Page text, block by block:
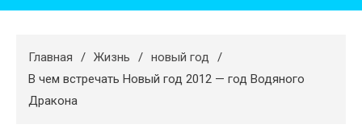
Худеем
Психология
Главная Жизнь
новый год
В чем встречать Новый год 2012 — год Водяного
Дракона